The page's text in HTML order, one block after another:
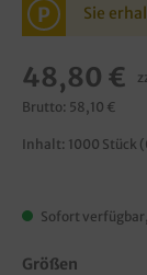
P Sie
48,80 €
Brutto: 58,10 €
Inhalt: 1000 Stück
Sofort
Größen